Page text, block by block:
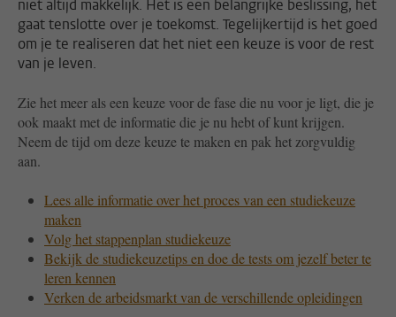
niet altijd makkelijk. Het is een belangrijke beslissing, het
gaat tenslotte over je toekomst. Tegelijkertijd is het goed
om je te realiseren dat het niet een keuze is voor de rest
van je leven.
Zie het meer als een keuze voor de fase die nu voor je ligt, die je
ook maakt met de informatie die je nu hebt of kunt krijgen.
Neem de tijd om deze keuze te maken en pak het zorgvuldig
aan.
Lees alle informatie over het proces van een studiekeuze
maken
Volg het stappenplan studiekeuze
Bekijk de studiekeuzetips en doe de tests om jezelf beter te
leren kennen
Verken de arbeidsmarkt van de verschillende opleidingen